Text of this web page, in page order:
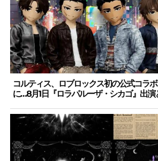
コルティス、ロブロックス初の公式コラ
に…8月1日『ロラパルーザ・シカゴ』出演